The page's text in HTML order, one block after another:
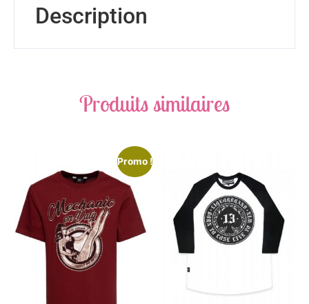
Description
Produits similaires
Promo !